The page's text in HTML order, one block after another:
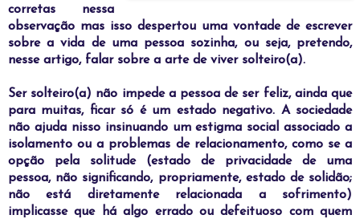
corretas nessa
observação mas isso despertou uma vontade de escrever
sobre a vida de uma pessoa sozinha, ou seja, pretendo,
nesse artigo, falar sobre a arte de viver solteiro(a).
Ser solteiro(a) não impede a pessoa de ser feliz, ainda que
para muitas, ficar só é um estado negativo. A sociedade
não ajuda nisso insinuando um estigma social associado a
isolamento ou a problemas de relacionamento, como se a
opção pela solitude (estado de privacidade de uma
pessoa, não significando, propriamente, estado de solidão;
não está diretamente relacionada a sofrimento)
implicasse que há algo errado ou defeituoso com quem